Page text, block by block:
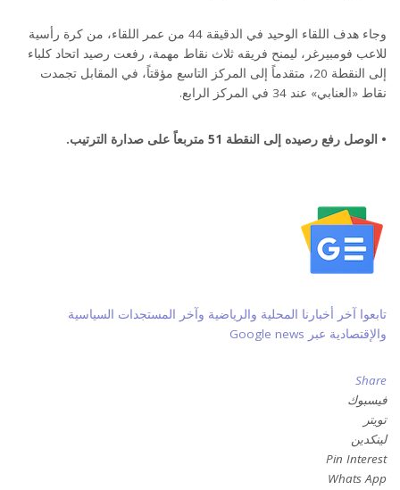
وجاء هدف اللقاء الوحيد في الدقيقة 44 من عمر اللقاء، من كرة رأسية
للاعب فومبيرغر، ليمنح فريقه ثلاث نقاط مهمة، رفعت رصيد اتحاد كلباء
إلى النقطة 20، متقدماً إلى المركز التاسع مؤقتاً، في المقابل تجمدت
نقاط «العنابي» عند 34 في المركز الرابع.
• الوصل رفع رصيده إلى النقطة 51 متربعاً على صدارة الترتيب.
تابعوا آخر أخبارنا المحلية والرياضية وآخر المستجدات السياسية
والإقتصادية عبر Google news
Share
فيسبوك
تويتر
لينكدين
Pin Interest
Whats App